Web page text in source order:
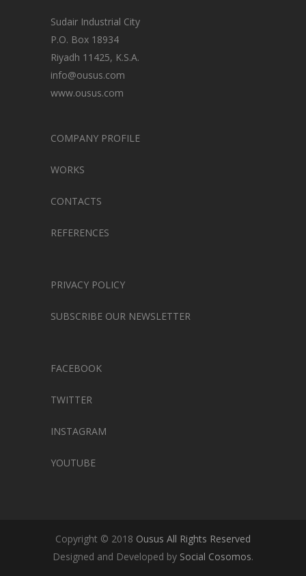
Sudair Industrial City
P.O. Box 18934
Riyadh 11425, K.S.A.
info@ousus.com
www.ousus.com
COMPANY PROFILE
WORKS
CONTACTS
REFERENCES
PRIVACY POLICY
SUBSCRIBE OUR NEWSLETTER
FACEBOOK
TWITTER
INSTAGRAM
YOUTUBE
Copyright © 2018 Ousus All Rights Reserved
Designed and Developed by Social Cosomos.